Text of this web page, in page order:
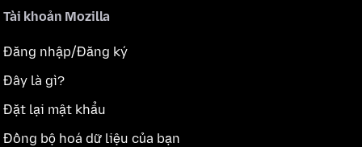
Tài khoản Mozilla
Đăng nhập/Đăng ký
Đây là gì?
Đặt lại mật khẩu
Đồng bộ hoá dữ liệu của bạn